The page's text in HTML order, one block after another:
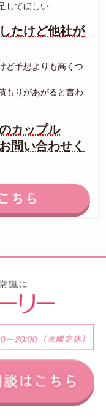
してほしい
たけど他社が
ど予想よりも高くつ
もりがあがると言わ
カップル
問い合わせく